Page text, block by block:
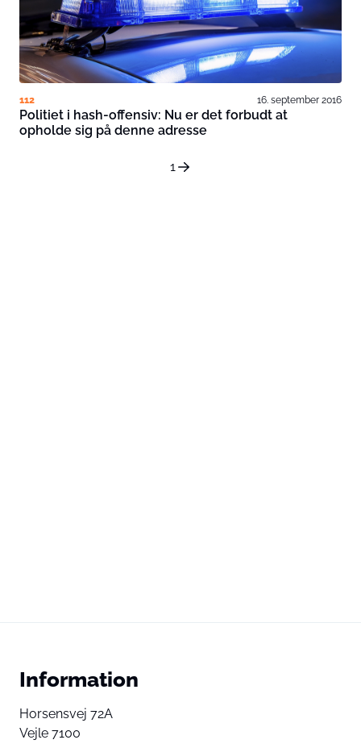
112 16. september 2016
Politiet i hash-offensiv: Nu er det forbudt at
opholde sig på denne adresse
1
Information
Horsensvej 72A
Vejle 7100